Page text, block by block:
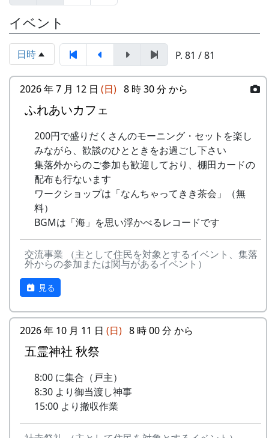
棚田のイネに
里山の自然と暮らしを守ろうと、全国に棚田オー
ナー制度というのがあります。
ある都会の若者が、棚田で田植えをして地元の人
に管理してもらい、収穫を楽しみに１年を過ごす
姿を想像して詩を書きました。
相棒の“うらめしあ”が曲をつけてくれて、兵庫県
のとある棚田コンサート（収穫日に田んぼでライ
ブする企画）でみんなで歌った思い出の楽曲で
す。（ポン四郎）
水と太陽の国で
10
帰ってきたよ
H CORPORATION
11
帰郷〜2000〜9⽉吉
⽇
三畳⼀間
14
静かに時は…
H CORPORATION
15
⽔と太陽の国で
バンド
16
17
棚⽥のステージへ アンジェラ
2000年 加美町〜棚⽥の秋〜 穫れたての
うた
No 歌
バンド
⾥へ
2
加美の⾥か
ら'98
3 永遠の⾥ すぱ
- アンジェラ
⾵
- アンジェラ
棚⽥の
ステー
ジへ
1999
- アンジェラ
2
グリーンマウンテン
ボーイズ
歌おう
みんな
1999
ボーイズ
は帰ろ
-
グリーンマウンテン
ボーイズ
君を待
2001
3 ⽉ーアカリ
ワン
ス・ア
1999 2002
⽉ーアカリ
4 H CORPORATION 僕の中 1999
イベント
日時 P. 81 / 81
2026 年 7 月 12 日 (日) 8 時 30 分 から
ふれあいカフェ
200円で盛りだくさんのモーニング・セットを楽し
みながら、歓談のひとときをお過ごし下さい
集落外からのご参加も歓迎しており、棚田カードの
配布も行ないます
ワークショップは「なんちゃってきき茶会」（無
料）
BGMは「海」を思い浮かべるレコードです
交流事業 （主として住民を対象とするイベント、集落
外からの参加または関与があるイベント）
見る
2026 年 10 月 11 日 (日) 8 時 00 分 から
五霊神社 秋祭
8:00 に集合（戸主）
8:30 より御当渡し神事
15:00 より撤収作業